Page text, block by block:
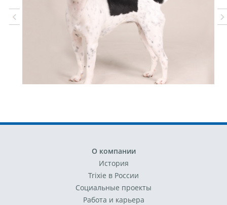
О компании
История
Trixie в России
Социальные проекты
Работа и карьера